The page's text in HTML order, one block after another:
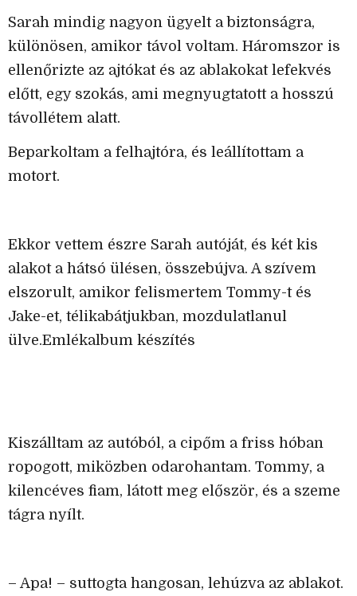
Sarah mindig nagyon ügyelt a biztonságra,
különösen, amikor távol voltam. Háromszor is
ellenőrizte az ajtókat és az ablakokat lefekvés
előtt, egy szokás, ami megnyugtatott a hosszú
távollétem alatt.
Beparkoltam a felhajtóra, és leállítottam a
motort.
Ekkor vettem észre Sarah autóját, és két kis
alakot a hátsó ülésen, összebújva. A szívem
elszorult, amikor felismertem Tommy-t és
Jake-et, télikabátjukban, mozdulatlanul
ülve.Emlékalbum készítés
Kiszálltam az autóból, a cipőm a friss hóban
ropogott, miközben odarohantam. Tommy, a
kilencéves fiam, látott meg először, és a szeme
tágra nyílt.
– Apa! – suttogta hangosan, lehúzva az ablakot.